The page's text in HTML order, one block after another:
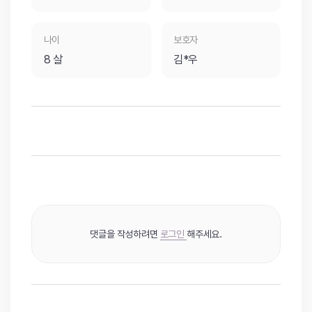
나이
8 살
보호자
김*우
댓글을 작성하려면 로그인 해주세요.